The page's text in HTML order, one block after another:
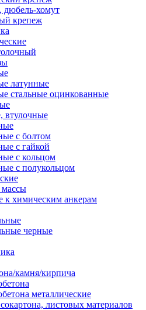
дюбель-хомут
крепеж
латунные
стальные оцинкованные
втулочные
с болтом
с гайкой
с кольцом
с полукольцом
химическим анкерам
черные
камня/кирпича
металлические
листовых материалов